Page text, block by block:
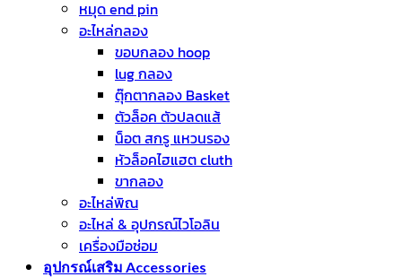
หมุด end pin
อะไหล่กลอง
ขอบกลอง hoop
lug กลอง
ตุ๊กตากลอง Basket
ตัวล็อค ตัวปลดแส้
น็อต สกรู แหวนรอง
หัวล็อคไฮแฮต cluth
ขากลอง
อะไหล่พิณ
อะไหล่ & อุปกรณ์ไวโอลิน
เครื่องมือซ่อม
อุปกรณ์เสริม Accessories